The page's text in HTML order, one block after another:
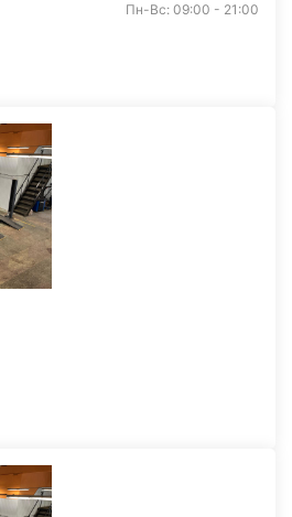
Пн-Вс: 09:00 - 21:00